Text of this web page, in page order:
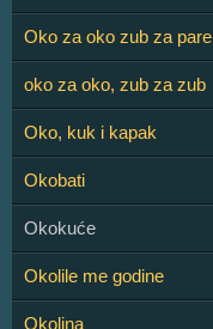
Oko za oko zub za pare
oko za oko, zub za zub
Oko, kuk i kapak
Okobati
Okokuće
Okolile me godine
Okolina